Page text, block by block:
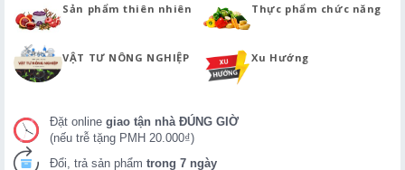
Sản phẩm thiên nhiên Thực phẩm chức năng
VẬT TƯ NÔNG NGHIỆP Xu Hướng
Đặt online giao tận nhà ĐÚNG GIỜ
(nếu trễ tặng PMH 20.000₫)
Đổi, trả sản phẩm trong 7 ngày